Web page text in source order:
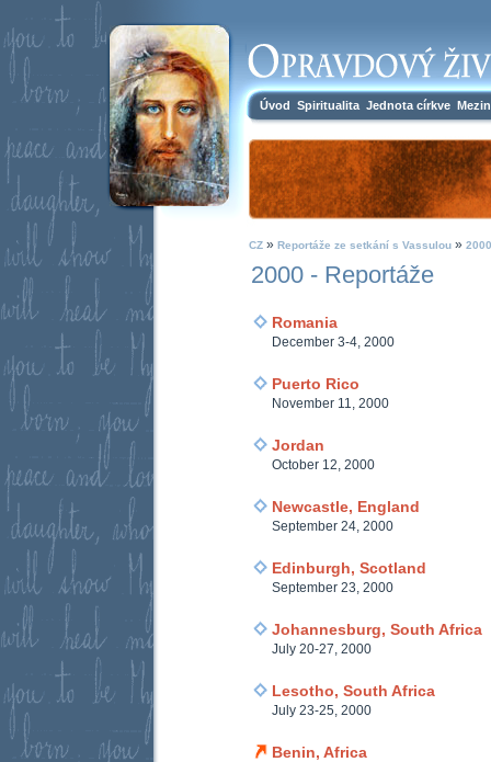
Úvod Spiritualita Jednota církve
CZ » Reportáže ze setkání s Vassulou »
2000 - Reportáže
Romania
December 3-4, 2000
Puerto Rico
November 11, 2000
Jordan
October 12, 2000
Newcastle, England
September 24, 2000
Edinburgh, Scotland
September 23, 2000
Johannesburg, South Africa
July 20-27, 2000
Lesotho, South Africa
July 23-25, 2000
Benin, Africa